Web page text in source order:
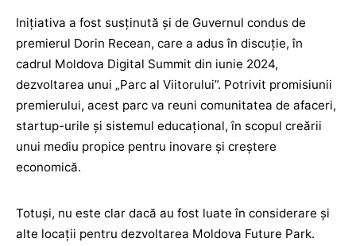
Inițiativa a fost susținută și de Guvernul condus de
premierul Dorin Recean, care a adus în discuție, în
cadrul Moldova Digital Summit din iunie 2024,
dezvoltarea unui „Parc al Viitorului”. Potrivit promisiunii
premierului, acest parc va reuni comunitatea de afaceri,
startup-urile și sistemul educațional, în scopul creării
unui mediu propice pentru inovare și creștere
economică.
Totuși, nu este clar dacă au fost luate în considerare și
alte locații pentru dezvoltarea Moldova Future Park.